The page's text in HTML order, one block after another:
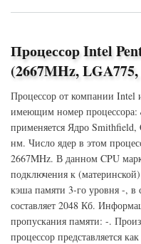
Процессор Intel
(2667MHz,
Процессор от компании Intel
имеющим номер процессора:
применяется Ядро Smithfield,
нм. Число ядер в этом
2667MHz. В данном CPU
подключения к
кэша памяти 3-го уровня -, в
составляет 2048 Кб.
пропускания памяти: -.
процессор представляется